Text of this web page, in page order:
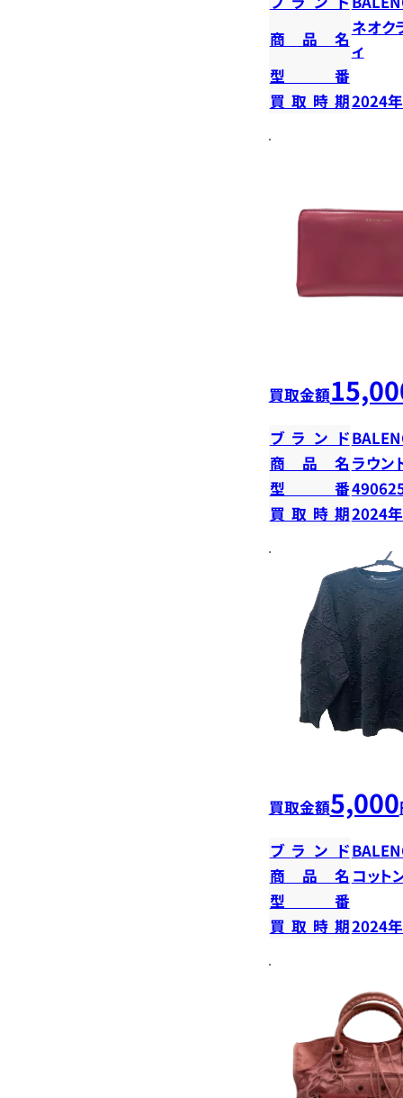
商品名
ネオク
ィ
型番
買取時期2024
買取金額
ブランド
商品名 ラウン
型番
買取時期2024
買取金額5,000
ブランド
商品名 コット
型番
買取時期2024